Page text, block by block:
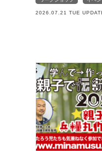
2026.07.21 TUE